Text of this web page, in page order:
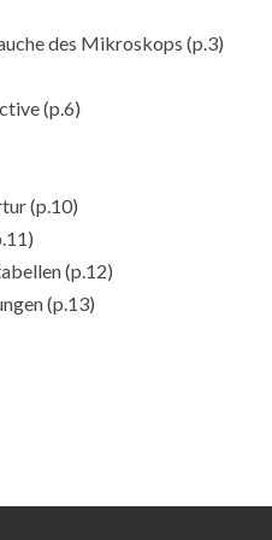
des Mikroskops (p.3)
(p.6)
(p.10)
(p.12)
(p.13)